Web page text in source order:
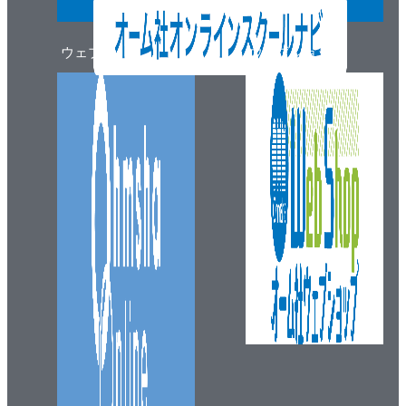
ウェブマガジン ウェブショップ